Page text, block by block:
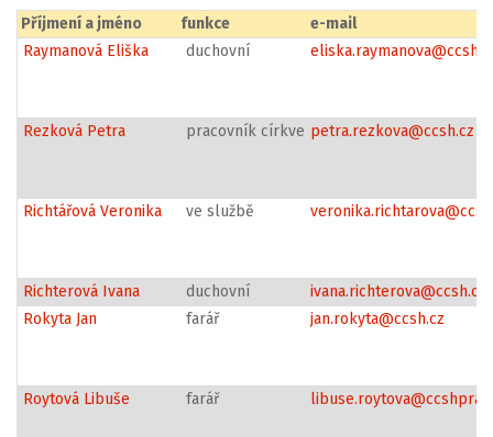
Příjmení a jméno
funkce
e-mail
Raymanová Eliška
duchovní
Rezková Petra pracovník církve petra.rezkova@ccsh.cz
Richtářová Veronika ve službě
Richterová Ivana duchovní
ivana.richterova@ccsh.cz
Rokyta Jan
farář jan.rokyta@ccsh.cz
Roytová Libuše farář